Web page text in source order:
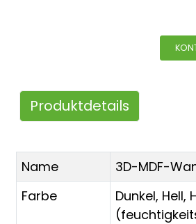
Produktdetails
Name
3D-MDF-
Farbe
Dunkel, Hell,